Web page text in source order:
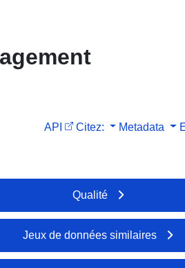
API Citez: Metadata
Qualité
Jeux de données similaires